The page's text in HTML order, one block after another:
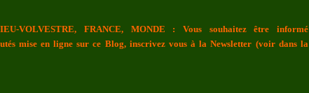
VOLVESTRE, FRANCE, MONDE : Vous souhaitez être informé
mise en ligne sur ce Blog, inscrivez vous à la Newsletter (voir dans la